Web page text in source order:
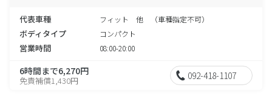
代表車種 フィット 他 （車種指定不可）
ボディタイプ コンパクト
営業時間 08:00-20:00
6時間まで6,270円
免責補償1,430円 092-418-1107